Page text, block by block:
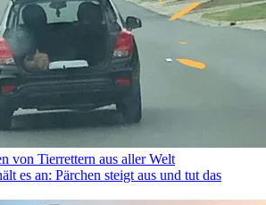
von Tierrettern aus aller Welt
es an: Pärchen steigt aus und tut das